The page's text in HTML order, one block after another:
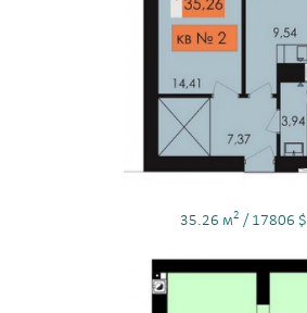
35.26 м2 / 17806 $